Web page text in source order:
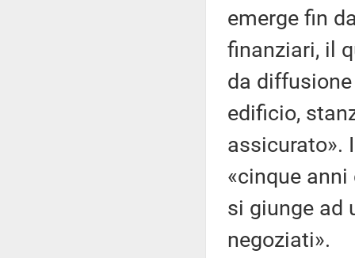
emerge fin
finanziari, il
da
edificio,
assicurato».
«cinque anni
si giunge ad
negoziati».